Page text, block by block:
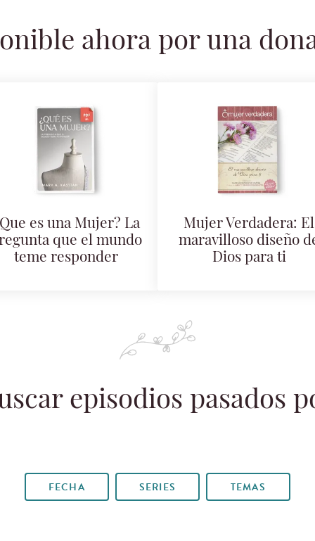
ahora por una
es una Mujer? La
que el mundo
teme responder
Mujer Verdadera: El
maravilloso diseño
Dios para ti
episodios pasados
FECHA SERIES TEMAS